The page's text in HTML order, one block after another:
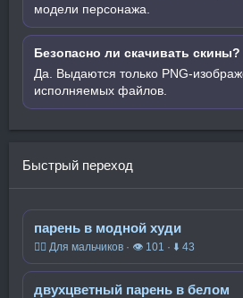
модели персонажа.
Безопасно ли скачивать скины?
Да. Выдаются только PNG-
исполняемых файлов.
Быстрый переход
парень в модной худи
🧍‍♂️ Для мальчиков · 👁 101 · ⬇ 43
двухцветный парень в белом